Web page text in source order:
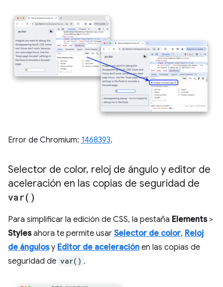
Error de Chromium: 1468393.
Selector de color, reloj de ángulo y editor de
aceleración en las copias de seguridad de
var( )
Para simplificar la edición de CSS, la pestaña Elements>
Stylesahora te permite usar Selector de color, Reloj
de ángulosy Editor de aceleración en las copias de
seguridad de var() .